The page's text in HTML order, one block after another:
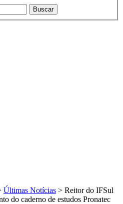
Buscar
Últimas Notícias > Reitor do IFSul
do caderno de estudos Pronatec